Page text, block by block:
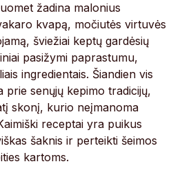
žadina malonius
kvapą, močiutės virtuvės
šviežiai keptų gardėsių
pasižymi paprastumu,
ingredientais. Šiandien vis
prie senųjų kepimo tradicijų,
skonį, kurio neįmanoma
receptai yra puikus
šaknis ir perteikti šeimos
kartoms.